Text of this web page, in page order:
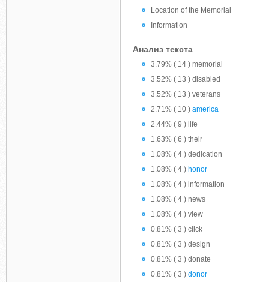
Location of the Memorial
Information
Анализ текста
3.79% ( 14 ) memorial
3.52% ( 13 ) disabled
3.52% ( 13 ) veterans
2.71% ( 10 ) america
2.44% ( 9 ) life
1.63% ( 6 ) their
1.08% ( 4 ) dedication
1.08% ( 4 ) honor
1.08% ( 4 ) information
1.08% ( 4 ) news
1.08% ( 4 ) view
0.81% ( 3 ) click
0.81% ( 3 ) design
0.81% ( 3 ) donate
0.81% ( 3 ) donor